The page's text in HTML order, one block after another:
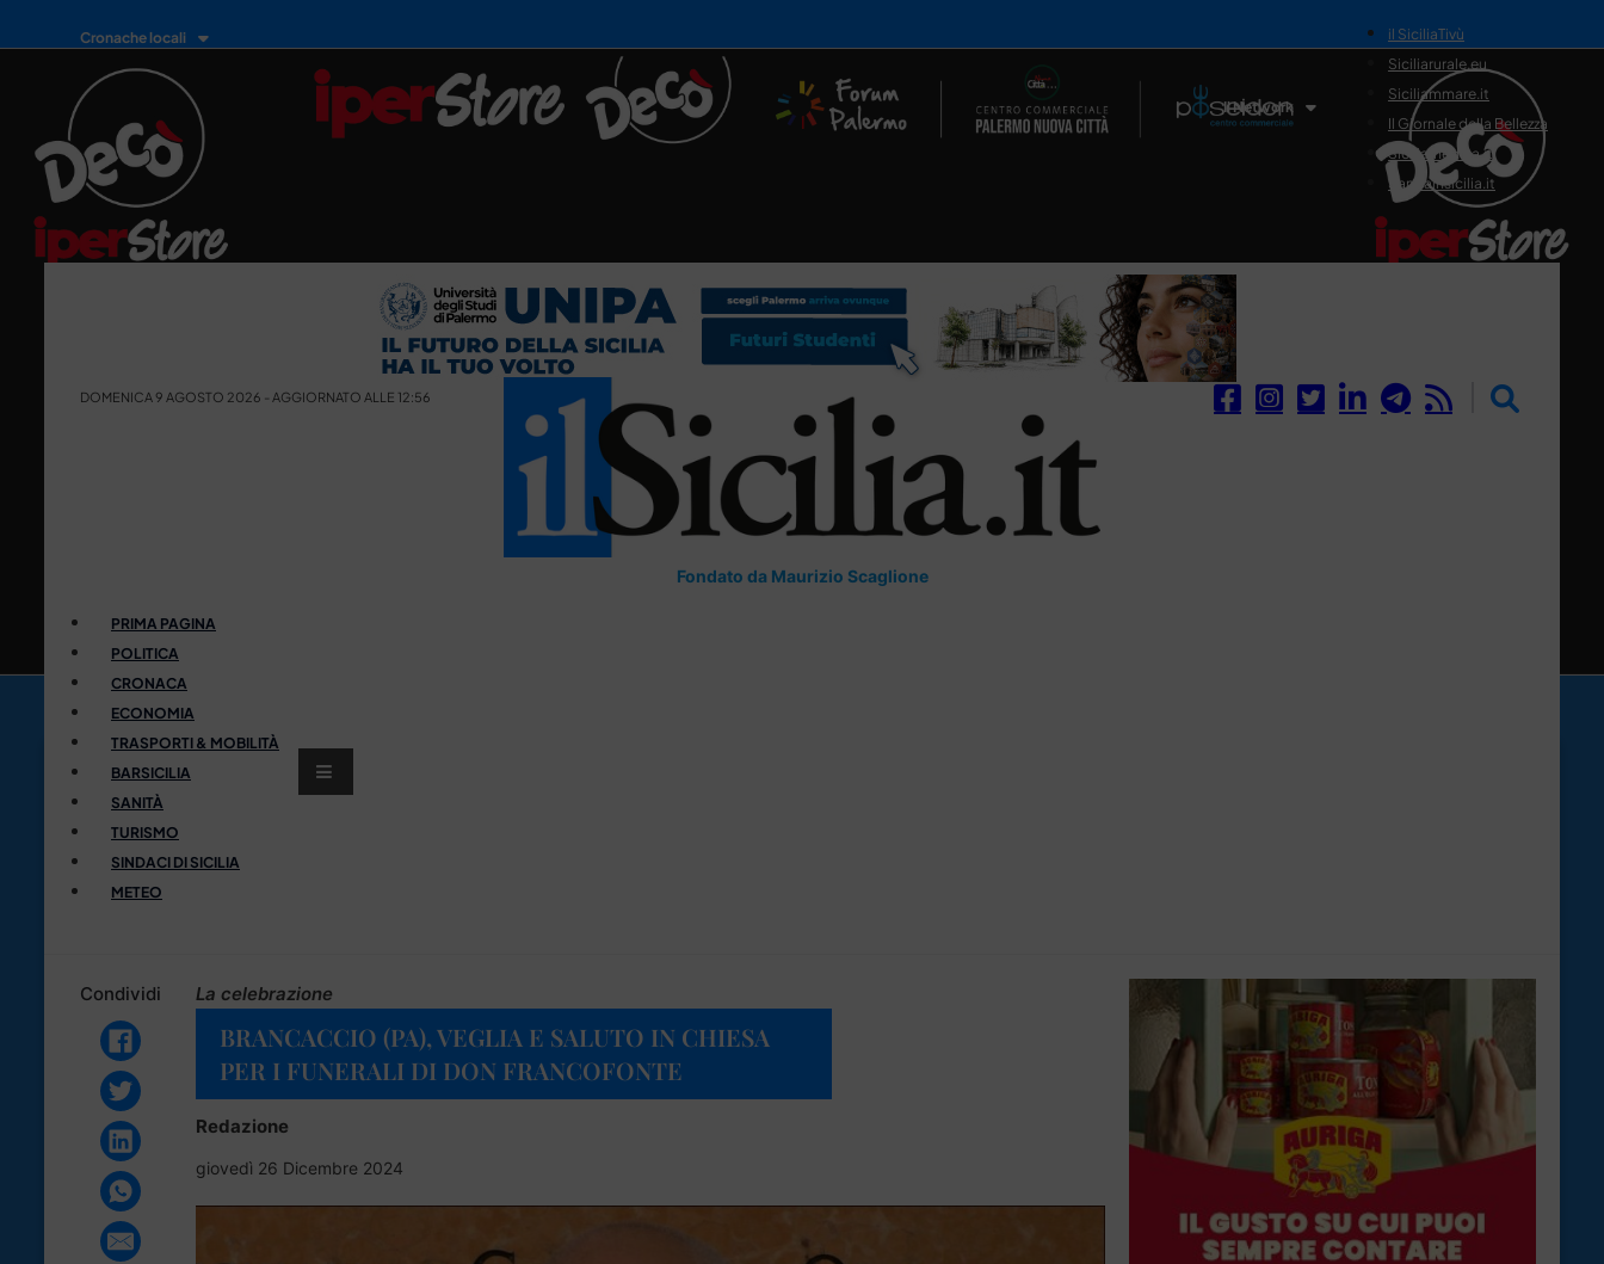
Cronache locali
Il Network
il SiciliaTivù
Siciliarurale.eu
Siciliammare.it
Il Giornale della Bellezza
Siciliamedica.it
Sanitainsicilia.it
DOMENICA 9 AGOSTO 2026 - AGGIORNATO ALLE 12:56
Fondato da Maurizio Scaglione
PRIMA PAGINA
POLITICA
CRONACA
ECONOMIA
TRASPORTI & MOBILITÀ
BARSICILIA
SANITÀ
TURISMO
SINDACI DI SICILIA
METEO
Condividi La celebrazione
BRANCACCIO (PA), VEGLIA E SALUTO IN CHIESA
PER I FUNERALI DI DON FRANCOFONTE
Redazione
giovedì 26 Dicembre 2024